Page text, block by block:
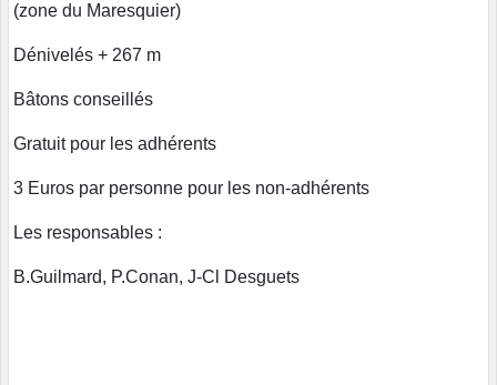
(zone du Maresquier)
Dénivelés + 267 m
Bâtons conseillés
Gratuit pour les adhérents
3 Euros par personne pour les non-adhérents
Les responsables :
B.Guilmard, P.Conan, J-Cl Desguets